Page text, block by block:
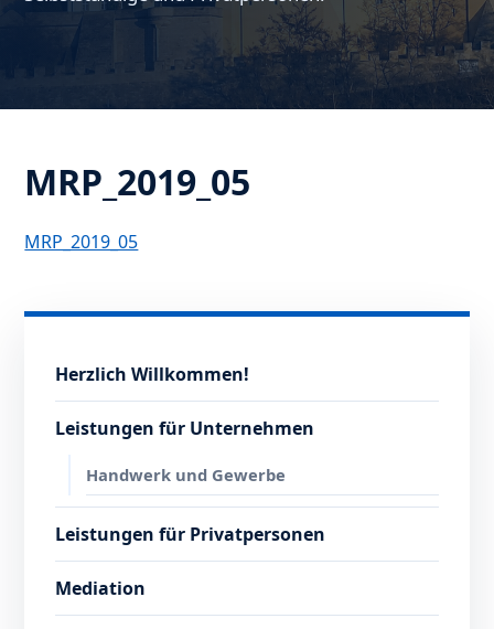
MRP_2019_05
MRP_2019_05
Herzlich Willkommen!
Leistungen für Unternehmen
Handwerk und Gewerbe
Leistungen für Privatpersonen
Mediation